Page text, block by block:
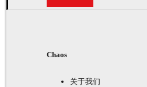
Chaos
关于我们